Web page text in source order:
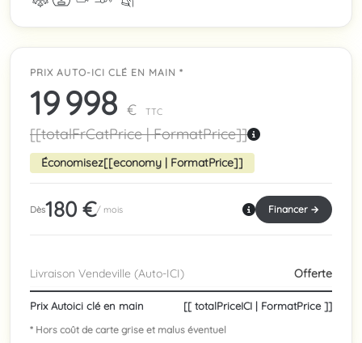
PRIX AUTO-ICI CLÉ EN MAIN *
19 998 € TTC
[[totalFrCatPrice | FormatPrice]]
Économisez[[economy | FormatPrice]]
Dès180 €/ mois Financer →
Livraison Vendeville (Auto-ICI) Offerte
Prix Autoici clé en main [[ totalPriceICI | FormatPrice ]]
* Hors coût de carte grise et malus éventuel